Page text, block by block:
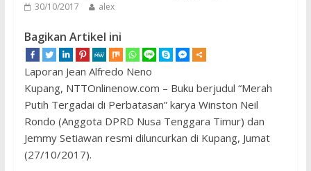
30/10/2017 alex
Bagikan Artikel ini
Laporan Jean Alfredo Neno
Kupang, NTTOnlinenow.com – Buku berjudul “Merah
Putih Tergadai di Perbatasan” karya Winston Neil
Rondo (Anggota DPRD Nusa Tenggara Timur) dan
Jemmy Setiawan resmi diluncurkan di Kupang, Jumat
(27/10/2017).